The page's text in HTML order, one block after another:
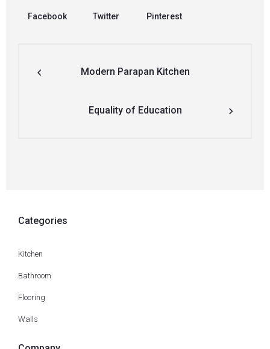
Facebook Twitter Pinterest
Modern Parapan Kitchen
Equality of Education
Categories
Kitchen
Bathroom
Flooring
Walls